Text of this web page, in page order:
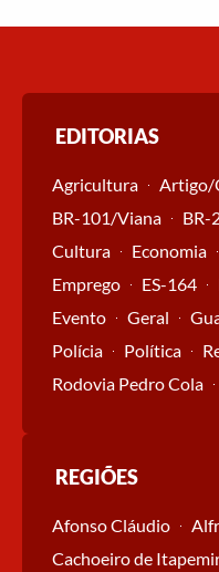
EDITORIAS
Agricultura Artigo/
BR-101/Viana
BR-
Cultura
Economia
Emprego
ES-164
Evento
Geral
Polícia
Política
Rodovia Pedro Cola
REGIÕES
Afonso Cláudio
Cachoeiro de